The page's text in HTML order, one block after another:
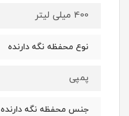
400 میلی لیتر
نوع محفظه نگه دارنده
پمپی
جنس محفظه نگه دارنده